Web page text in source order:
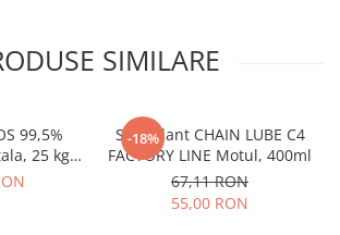
SIMILARE
99,5%
25 kg
grad
-18%
Spray lant CHAIN LUBE C4
FACTORY LINE Motul, 400ml
67,11 RON
55,00 RON